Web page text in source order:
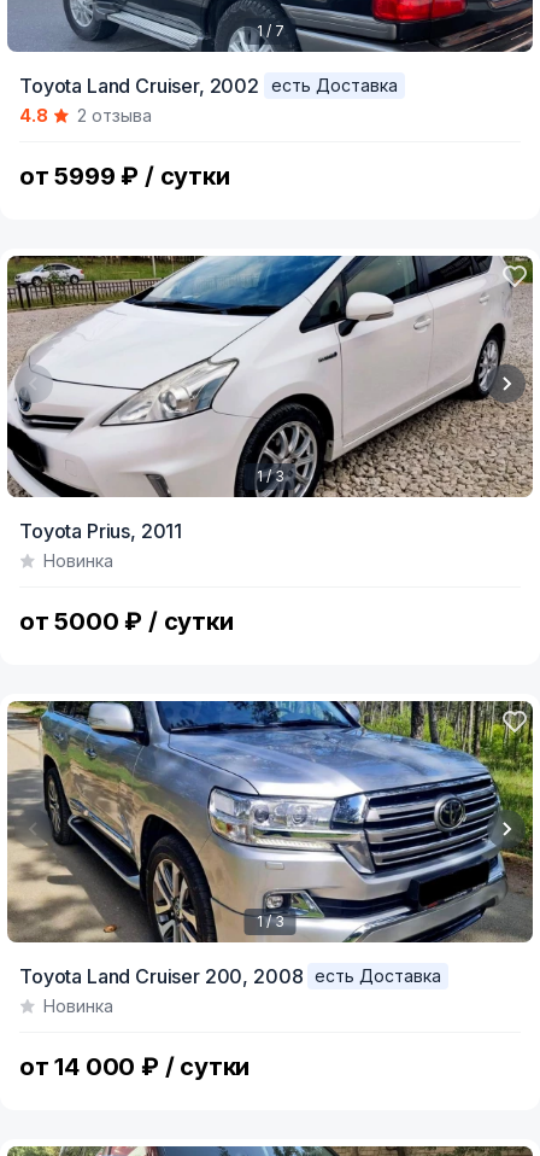
of
1 / 7
Toyota Land Cruiser, 2002
есть Доставка
4.8
2 отзыва
от 5999 ₽ / сутки
of
1 / 3
Toyota Prius, 2011
Новинка
от 5000 ₽ / сутки
of
1 / 3
Toyota Land Cruiser 200, 2008
есть Доставка
Новинка
от 14 000 ₽ / сутки